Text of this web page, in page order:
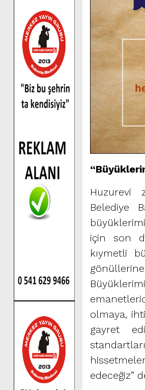
Huzurevi
Belediye
için son
kıymetli
olmaya,
gayret
edeceğiz”